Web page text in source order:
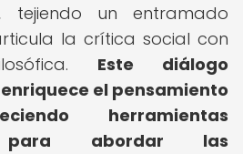
tejiendo un entramado
la crítica social con
Este diálogo
el pensamiento
herramientas
para abordar las